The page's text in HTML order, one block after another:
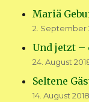
Mariä
2. September
Und jetzt –
24. August
Seltene
14. August 2018